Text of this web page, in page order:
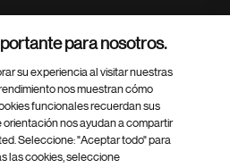
para nosotros.
su experiencia al visitar nuestras
nos muestran cómo
funcionales recuerdan sus
orientación nos ayudan a compartir
Seleccione: "Aceptar todo" para
las cookies, seleccione